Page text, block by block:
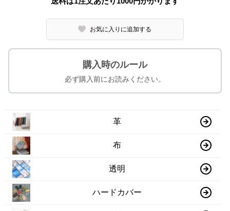
お気に入りに追加する
購入時のルール
必ず購入前にお読みください。
革
布
透明
ハードカバー